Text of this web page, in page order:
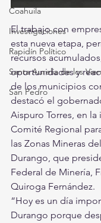
Coahuila
Investigaciones
Rapidín Político
Santa Aurelia de los
San Pedro
El trabajo con
esta nueva etapa,
recursos
oportunidades y
de los municipios
destacó el
Aispuro Torres, en la
Comité Regional
las Zonas Mineras
Durango, que
Federal de Minería,
Quiroga Fernández.
“Hoy es un día
Durango porque